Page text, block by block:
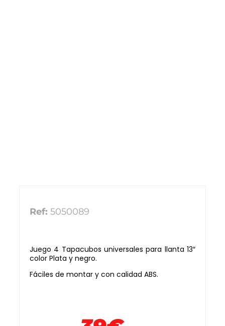
Ref: 5050089
Juego 4 Tapacubos universales para llanta 13″
color Plata y negro.
Fáciles de montar y con calidad ABS.